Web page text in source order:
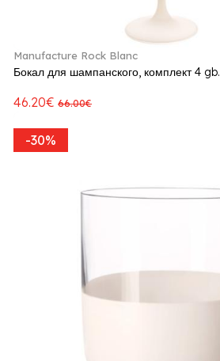
Manufacture Rock Blanc
Бокал для шампанского, комплект 4 gb.
46.20€ 66.00€
-30%